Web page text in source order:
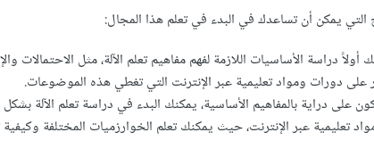
يمكن أن تساعدك في البدء في تعلم هذا المجال:
دراسة الأساسيات اللازمة لفهم مفاهيم تعلم الآلة، مثل الاحتمالات
على دورات ومواد تعليمية عبر الإنترنت التي تغطي هذه الموضوعات.
على دراية بالمفاهيم الأساسية، يمكنك البدء في دراسة تعلم الآلة
تعليمية عبر الإنترنت، حيث يمكنك تعلم الخوارزميات المختلفة